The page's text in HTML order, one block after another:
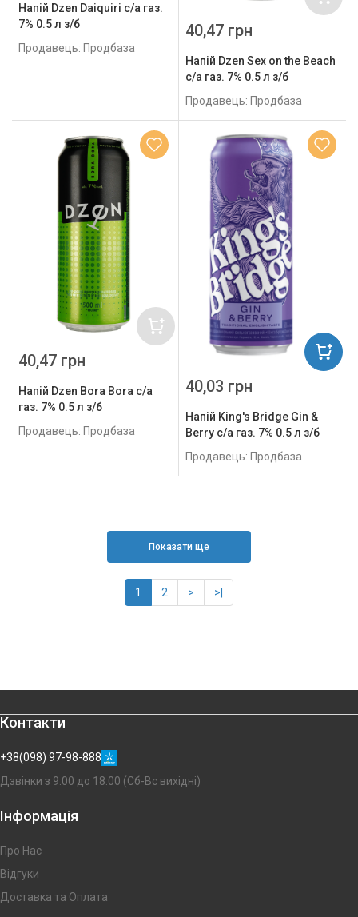
Напій Dzen Daiquiri с/а газ.
7% 0.5 л з/б
Продавець: Продбаза
Напій Dzen Sex on the Beach
с/а газ. 7% 0.5 л з/б
Продавець: Продбаза
40,47 грн
Напій Dzen Bora Bora с/а
газ. 7% 0.5 л з/б
Продавець: Продбаза
40,47 грн
Напій King's Bridge Gin &
Berry с/а газ. 7% 0.5 л з/б
Продавець: Продбаза
40,03 грн
Показати ще
1 2 > >|
Контакти
+38(098) 97-98-888
Дзвінки з 9:00 до 18:00 (Сб-Вс вихідні)
Інформація
Про Нас
Відгуки
Доставка та Оплата